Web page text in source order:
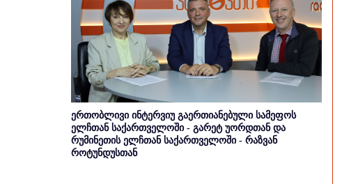
ერთობლივი ინტერვიუ გაერთიანებული სამეფოს
ელჩთან საქართველოში - გარეტ უორდთან და
რუმინეთის ელჩთან საქართველოში - რაზვან
როტუნდუსთან